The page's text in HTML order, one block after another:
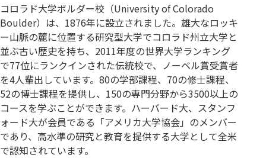
コロラド大学ボルダー校（University of Colorado
Boulder）は、1876年に設立されました。雄大なロッキ
ー山脈の麓に位置する研究型大学でコロラド州立大学と
並ぶ古い歴史を持ち、2011年度の世界大学ランキング
で77位にランクインされた伝統校で、ノーベル賞受賞者
を4人輩出しています。80の学部課程、70の修士課程、
52の博士課程を提供し、150の専門分野から3500以上の
コースを学ぶことができます。ハーバード大、スタンフ
ォード大が会員である「アメリカ大学協会」のメンバー
であり、高水準の研究と教育を提供する大学として全米
で認知されています。